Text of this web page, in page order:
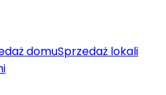
domuSprzedaż lokali